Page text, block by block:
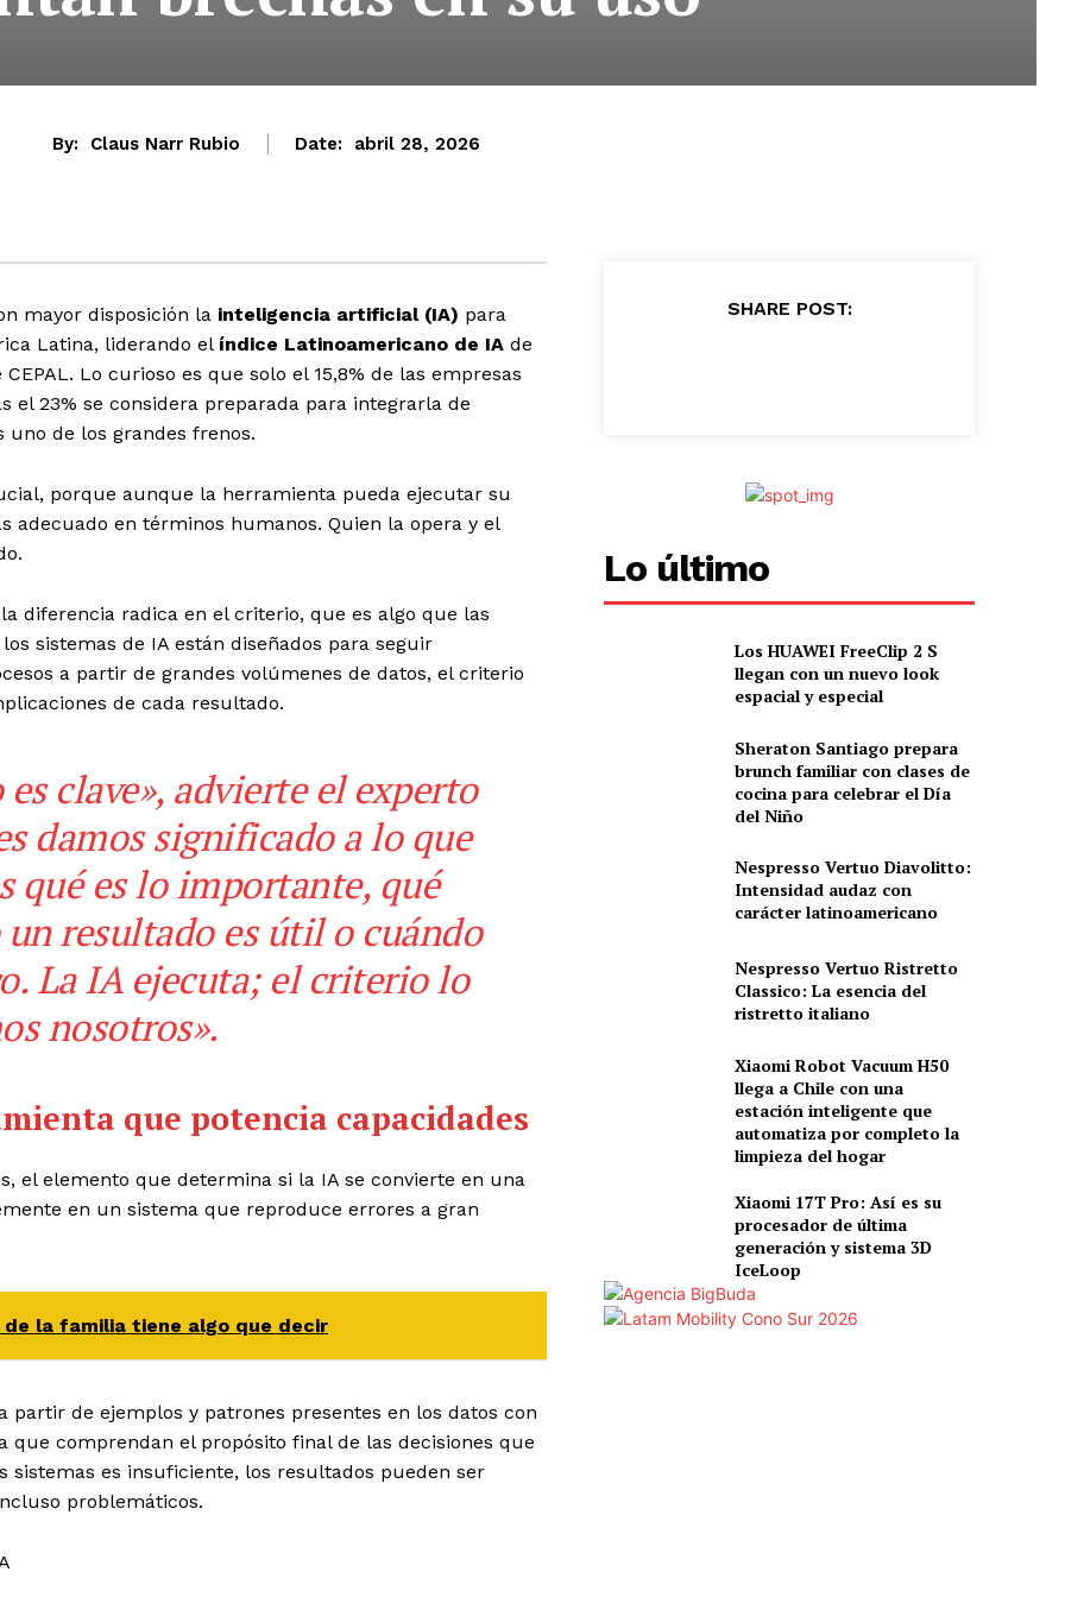
By: Claus Narr Rubio Date: abril 28, 2026
mayor disposición la inteligencia artificial (IA) para
Latina, liderando el índice Latinoamericano de IA de
Lo curioso es que solo el 15,8% de las empresas
el 23% se considera preparada para integrarla de
de los grandes frenos.
porque aunque la herramienta pueda ejecutar su
adecuado en términos humanos. Quien la opera y el
diferencia radica en el criterio, que es algo que las
sistemas de IA están diseñados para seguir
a partir de grandes volúmenes de datos, el criterio
de cada resultado.
clave», advierte el experto
damos significado a lo que
qué es lo importante, qué
resultado es útil o cuándo
La IA ejecuta; el criterio lo
nosotros».
que potencia capacidades
el elemento que determina si la IA se convierte en una
en un sistema que reproduce errores a gran
de la familia tiene algo que decir
de ejemplos y patrones presentes en los datos con
comprendan el propósito final de las decisiones que
sistemas es insuficiente, los resultados pueden ser
problemáticos.
SHARE POST:
Lo último
Los HUAWEI FreeClip 2 S
llegan con un nuevo look
espacial y especial
Sheraton Santiago prepara
brunch familiar con clases de
cocina para celebrar el Día
del Niño
Nespresso Vertuo Diavolitto:
Intensidad audaz con
carácter latinoamericano
Nespresso Vertuo Ristretto
Classico: La esencia del
ristretto italiano
Xiaomi Robot Vacuum H50
llega a Chile con una
estación inteligente que
automatiza por completo la
limpieza del hogar
Xiaomi 17T Pro: Así es su
procesador de última
generación y sistema 3D
IceLoop